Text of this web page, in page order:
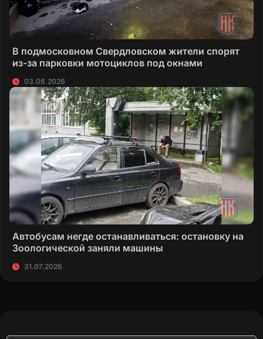
В подмосковном Свердловском жители спорят
из-за парковки мотоциклов под окнами
03.08.2026
Автобусам негде останавливаться: остановку на
Зоологической заняли машины
31.07.2026